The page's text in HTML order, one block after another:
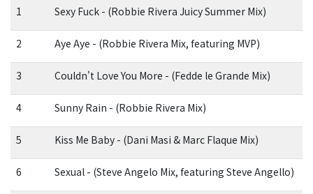
1
Sexy Fuck - (Robbie Rivera Juicy Summer Mix)
2 Aye Aye - (Robbie Rivera Mix, featuring MVP)
3 Couldn't Love You More - (Fedde le Grande Mix)
4 Sunny Rain - (Robbie Rivera Mix)
5 Kiss Me Baby - (Dani Masi & Marc Flaque Mix)
6 Sexual - (Steve Angelo Mix, featuring Steve Angello)